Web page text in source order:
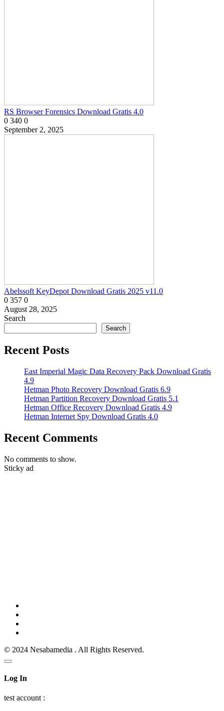
RS Browser Forensics Download Gratis 4.0
0 340 0
September 2, 2025
Abelssoft KeyDepot Download Gratis 2025 v11.0
0 357 0
August 28, 2025
Search
Search
Recent Posts
East Imperial Magic Data Recovery Pack Download Gratis
4.9
Hetman Photo Recovery Download Gratis 6.9
Hetman Partition Recovery Download Gratis 5.1
Hetman Office Recovery Download Gratis 4.9
Hetman Internet Spy Download Gratis 4.0
Recent Comments
No comments to show.
Sticky ad
© 2024 Nesabamedia . All Rights Reserved.
Log In
test account :